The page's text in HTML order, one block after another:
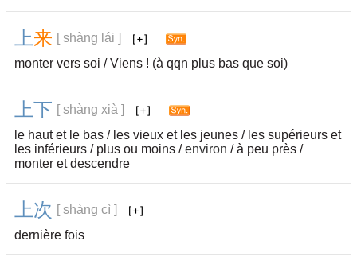
上来 [ shàng lái ]
monter vers soi / Viens ! (à qqn plus bas que soi)
上下 [ shàng xià ]
le haut et le bas / les vieux et les jeunes / les supérieurs et
les inférieurs / plus ou moins /environ / à peu près /
monter et descendre
上次 [ shàng cì ]
dernière fois